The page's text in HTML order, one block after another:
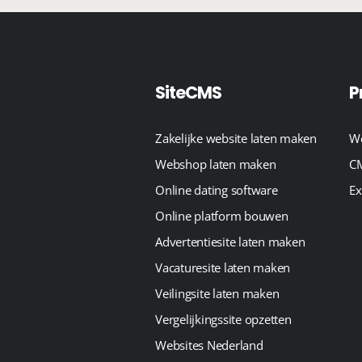
SiteCMS
Zakelijke website laten maken
Webshop laten maken
Online dating software
Online platform bouwen
Advertentiesite laten maken
Vacaturesite laten maken
Veilingsite laten maken
Vergelijkingssite opzetten
Websites Nederland